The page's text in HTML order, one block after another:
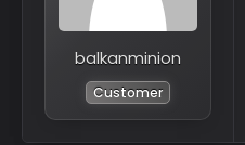
balkanminion
Customer